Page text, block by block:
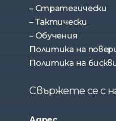
– Стратегически
– Тактически
– Обучения
Политика на
Политика на
Свържете се с